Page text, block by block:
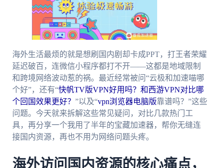
海外生活最烦的就是想刷国内剧却卡成PPT，打王者荣耀
延迟破百，连微信小程序都打不开——这都是地域限制
和跨境网络波动惹的祸。最近经常被问“云极和加速喵哪
个好”，还有“快帆TV版VPN好用吗？和西游VPN对比哪
个回国效果更好？ ”以及“vpn浏览器电脑版靠谱吗？”这些
问题。今天就来拆解这些常见疑问，对比几款热门工
具，再分享一个我用了半年的宝藏加速器，帮你无缝连
接国内资源，再也不用为网络问题头疼。
海外访问国内资源的核心痛点，